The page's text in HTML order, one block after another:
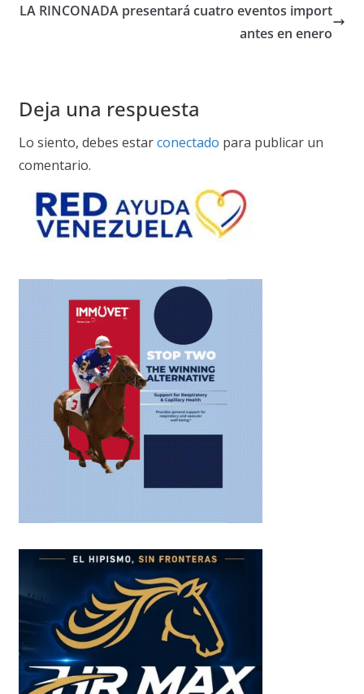
LA RINCONADA presentará cuatro eventos import
antes en enero
Deja una respuesta
Lo siento, debes estarconectado para publicar un
comentario.